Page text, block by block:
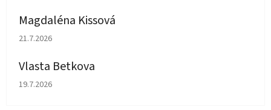
Magdaléna Kissová
Hodnotenie obchodu je 5 z 5 hviezdičiek.
21.7.2026
Vlasta Betkova
Hodnotenie obchodu je 5 z 5 hviezdičiek.
19.7.2026